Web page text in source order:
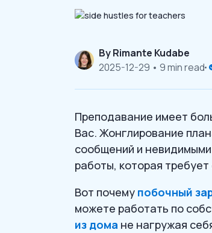
ByRimante Kudabe
2025-12-29 • 9 min read
Преподавание имеет
Вас. Жонглирование
сообщений и
работы, которая
Вот почему побочный
можете работать по
из дома не нагружая